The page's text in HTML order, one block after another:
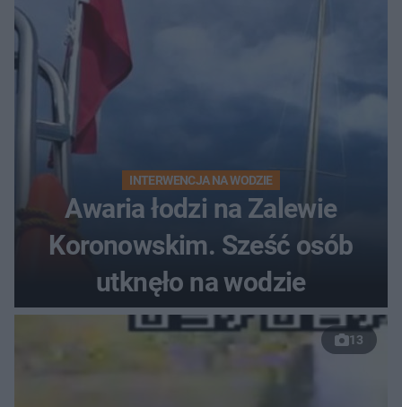
INTERWENCJA NA WODZIE
Awaria łodzi na Zalewie
Koronowskim. Sześć osób
utknęło na wodzie
13